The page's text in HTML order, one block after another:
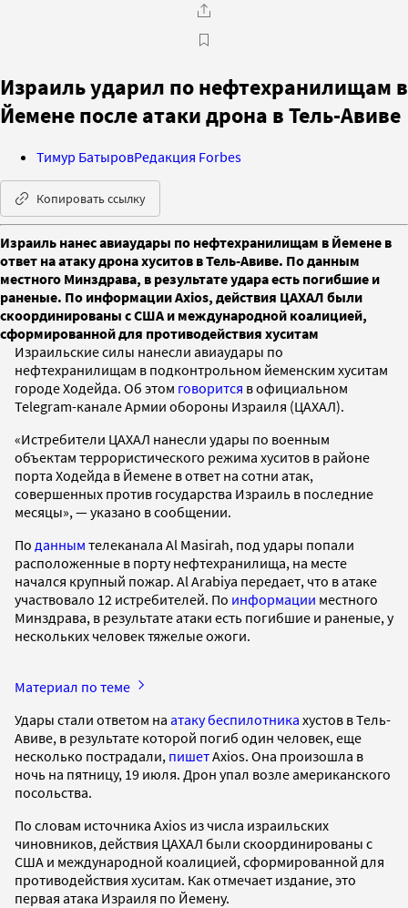
Израиль ударил по нефтехранилищам в
Йемене после атаки дрона в Тель-Авиве
Тимур БатыровРедакция Forbes
Копировать ссылку
Израиль нанес авиаудары по нефтехранилищам в Йемене в
ответ на атаку дрона хуситов в Тель-Авиве. По данным
местного Минздрава, в результате удара есть погибшие и
раненые. По информации Axios, действия ЦАХАЛ были
скоординированы с США и международной коалицией,
сформированной для противодействия хуситам
Израильские силы нанесли авиаудары по
нефтехранилищам в подконтрольном йеменским хуситам
городе Ходейда. Об этом говорится в официальном
Telegram-канале Армии обороны Израиля (ЦАХАЛ).
«Истребители ЦАХАЛ нанесли удары по военным
объектам террористического режима хуситов в районе
порта Ходейда в Йемене в ответ на сотни атак,
совершенных против государства Израиль в последние
месяцы», — указано в сообщении.
По данным телеканала Al Masirah, под удары попали
расположенные в порту нефтехранилища, на месте
начался крупный пожар. Al Arabiya передает, что в атаке
участвовало 12 истребителей. По информации местного
Минздрава, в результате атаки есть погибшие и раненые, у
нескольких человек тяжелые ожоги.
Материал по теме
Удары стали ответом на атаку беспилотника хустов в Тель-
Авиве, в результате которой погиб один человек, еще
несколько пострадали, пишетAxios. Она произошла в
ночь на пятницу, 19 июля. Дрон упал возле американского
посольства.
По словам источника Axios из числа израильских
чиновников, действия ЦАХАЛ были скоординированы с
США и международной коалицией, сформированной для
противодействия хуситам. Как отмечает издание, это
первая атака Израиля по Йемену.